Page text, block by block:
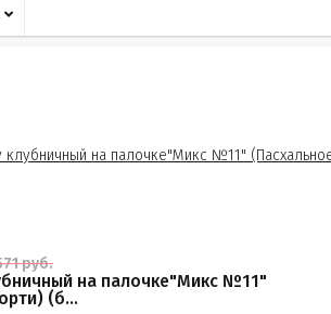
руб.
на палочке"Микс №11"
(б...